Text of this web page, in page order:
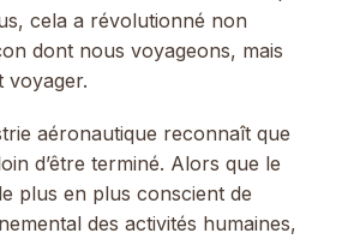
cela a révolutionné non
dont nous voyageons, mais
voyager.
aéronautique reconnaît que
d’être terminé. Alors que le
plus en plus conscient de
des activités humaines,